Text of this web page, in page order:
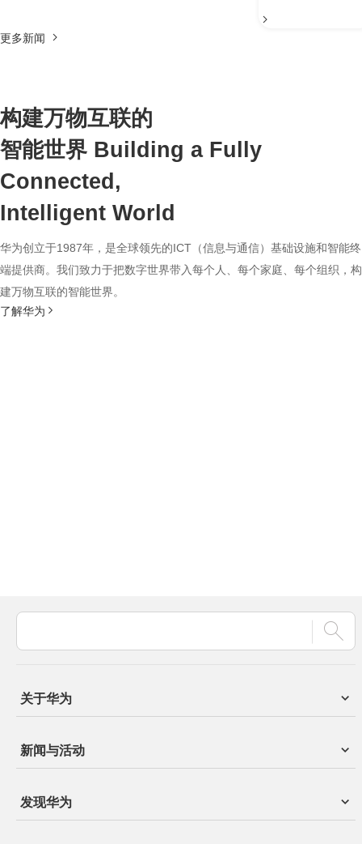
更多新闻
构建万物互联的
智能世界 Building a Fully
Connected,
Intelligent World
华为创立于1987年，是全球领先的ICT（信息与通信）基础设施和智能终
端提供商。我们致力于把数字世界带入每个人、每个家庭、每个组织，构
建万物互联的智能世界。
了解华为
关于华为
新闻与活动
发现华为